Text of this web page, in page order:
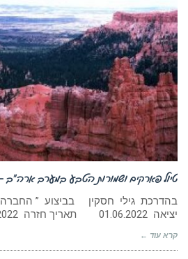
טיול פארקים ושמורות הטבע במערב ארה”ב – יוני
בהדרכת גילי חסקין בביצוע ” החברה
יציאה 01.06.2022 תאריך חזרה 16.06.2022 ראו באתר זה:
קרא עוד ←